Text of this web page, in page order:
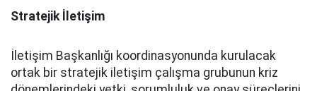
Stratejik İletişim
İletişim Başkanlığı koordinasyonunda kurulacak
ortak bir stratejik iletişim çalışma grubunun kriz